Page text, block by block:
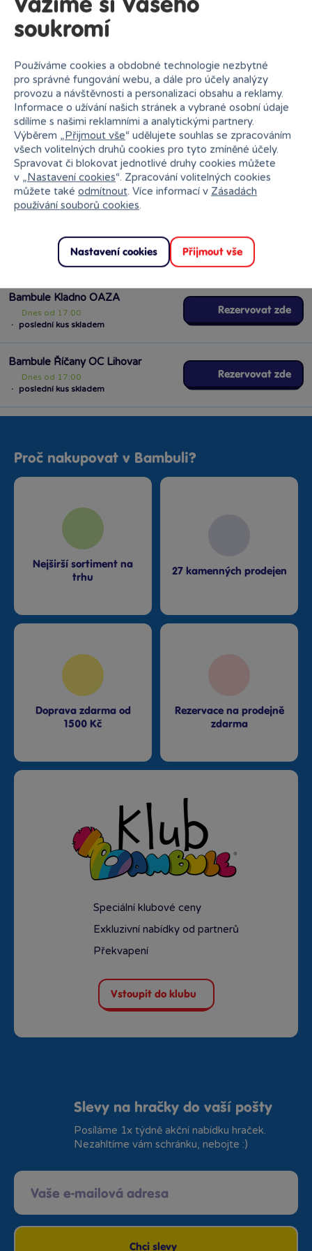
GEIS nelze doručit
Ihned k odběru na pobočce
Bambule Černošice
Dnes od 17:00
poslední kus skladem
Rezervovat zde
Bambule Kladno OAZA
Dnes od 17:00
·
poslední kus skladem
Rezervovat zde
Bambule Říčany OC Lihovar
Dnes od 17:00
·
poslední kus skladem
Rezervovat zde
Proč nakupovat v Bambuli?
Nejširší sortiment na
trhu
27 kamenných prodejen
Doprava zdarma od
1500 Kč
Rezervace na prodejně
zdarma
Speciální klubové ceny
Exkluzivní nabídky od partnerů
Překvapení
Vstoupit do klubu
Slevy na hračky do vaší pošty
Posíláme 1x týdně akční nabídku hraček.
Nezahltíme vám schránku, nebojte :)
Chci slevy
Vážíme si Vašeho
soukromí
Používáme cookies a obdobné technologie nezbytné
pro správné fungování webu, a dále pro účely analýzy
provozu a návštěvnosti a personalizaci obsahu a reklamy.
Informace o užívání našich stránek a vybrané osobní údaje
sdílíme s našimi reklamními a analytickými partnery.
Výběrem „Přijmout vše“ udělujete souhlas se zpracováním
všech volitelných druhů cookies pro tyto zmíněné účely.
Spravovat či blokovat jednotlivé druhy cookies můžete
v „Nastavení cookies“. Zpracování volitelných cookies
můžete také odmítnout. Více informací v Zásadách
používání souborů cookies.
Nastavení cookies Přijmout vše